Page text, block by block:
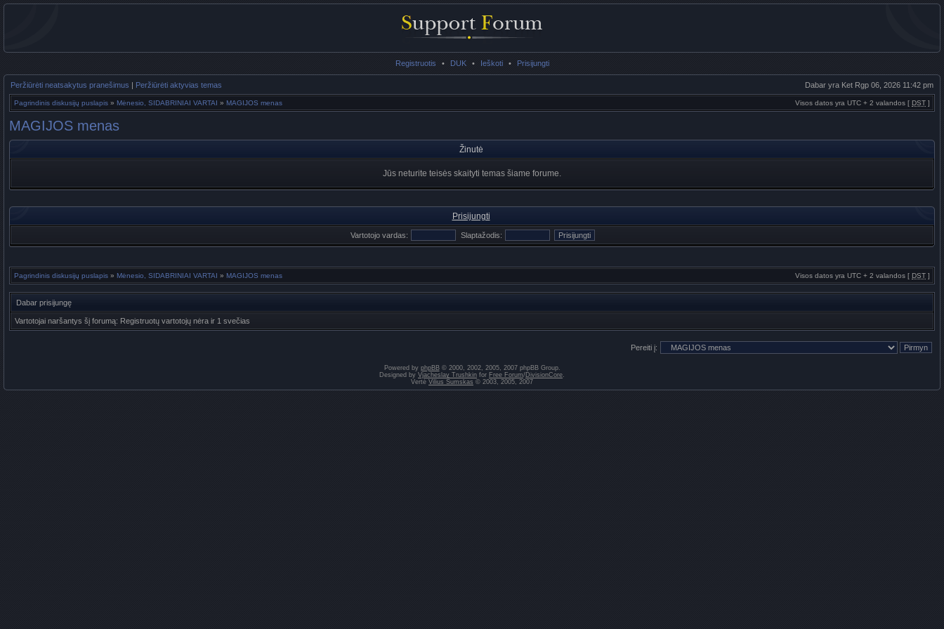
Registruotis • DUK • Ieškoti • Prisijungti
Peržiūrėti neatsakytus pranešimus | Peržiūrėti aktyvias temas Dabar yra Ket Rgp 06, 2026 11:42 pm
Pagrindinis diskusijų puslapis » Mėnesio, SIDABRINIAI VARTAI » MAGIJOS menas Visos datos yra UTC + 2 valandos [ DST ]
MAGIJOS menas
Žinutė
Jūs neturite teisės skaityti temas šiame forume.
Prisijungti
Vartotojo vardas: Slaptažodis:
Pagrindinis diskusijų puslapis » Mėnesio, SIDABRINIAI VARTAI » MAGIJOS menas Visos datos yra UTC + 2 valandos [ DST ]
Dabar prisijungę
Vartotojai naršantys šį forumą: Registruotų vartotojų nėra ir 1 svečias
Pereiti į:
Powered by phpBB© 2000, 2002, 2005, 2007 phpBB Group.
Designed by Vjacheslav Trushkin for Free Forum/DivisionCore.
Vertė Vilius Šumskas © 2003, 2005, 2007